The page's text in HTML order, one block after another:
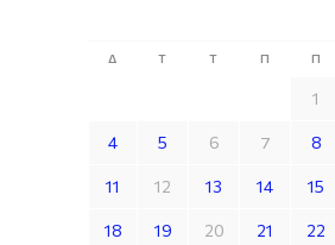
Δ Τ Τ Π Π
1
4 5 6 7 8
11 12 13 14 15
18 19 20 21 22